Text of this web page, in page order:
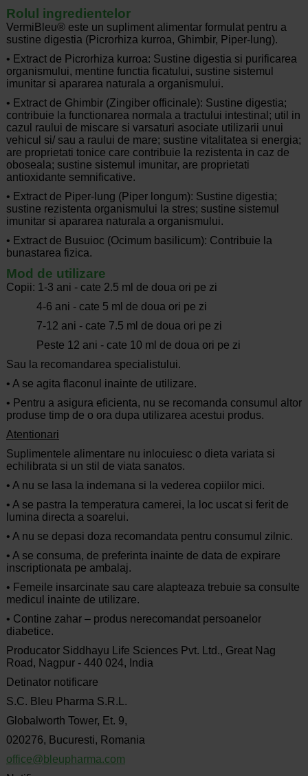
Rolul ingredientelor
VermiBleu® este un supliment alimentar formulat pentru a
sustine digestia (Picrorhiza kurroa, Ghimbir, Piper-lung).
• Extract de Picrorhiza kurroa: Sustine digestia si purificarea
organismului, mentine functia ficatului, sustine sistemul
imunitar si apararea naturala a organismului.
• Extract de Ghimbir (Zingiber officinale): Sustine digestia;
contribuie la functionarea normala a tractului intestinal; util in
cazul raului de miscare si varsaturi asociate utilizarii unui
vehicul si/ sau a raului de mare; sustine vitalitatea si energia;
are proprietati tonice care contribuie la rezistenta in caz de
oboseala; sustine sistemul imunitar, are proprietati
antioxidante semnificative.
• Extract de Piper-lung (Piper longum): Sustine digestia;
sustine rezistenta organismului la stres; sustine sistemul
imunitar si apararea naturala a organismului.
• Extract de Busuioc (Ocimum basilicum): Contribuie la
bunastarea fizica.
Mod de utilizare
Copii: 1-3 ani - cate 2.5 ml de doua ori pe zi
4-6 ani - cate 5 ml de doua ori pe zi
7-12 ani - cate 7.5 ml de doua ori pe zi
Peste 12 ani - cate 10 ml de doua ori pe zi
Sau la recomandarea specialistului.
• A se agita flaconul inainte de utilizare.
• Pentru a asigura eficienta, nu se recomanda consumul altor
produse timp de o ora dupa utilizarea acestui produs.
Atentionari
Suplimentele alimentare nu inlocuiesc o dieta variata si
echilibrata si un stil de viata sanatos.
• A nu se lasa la indemana si la vederea copiilor mici.
• A se pastra la temperatura camerei, la loc uscat si ferit de
lumina directa a soarelui.
• A nu se depasi doza recomandata pentru consumul zilnic.
• A se consuma, de preferinta inainte de data de expirare
inscriptionata pe ambalaj.
• Femeile insarcinate sau care alapteaza trebuie sa consulte
medicul inainte de utilizare.
• Contine zahar – produs nerecomandat persoanelor
diabetice.
Producator Siddhayu Life Sciences Pvt. Ltd., Great Nag
Road, Nagpur - 440 024, India
Detinator notificare
S.C. Bleu Pharma S.R.L.
Globalworth Tower, Et. 9,
020276, Bucuresti, Romania
office@bleupharma.com